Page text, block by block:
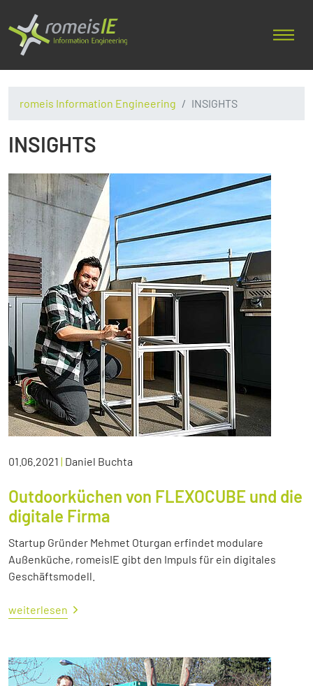
romeis Information Engineering INSIGHTS
INSIGHTS
01.06.2021 | Daniel Buchta
Outdoorküchen von FLEXOCUBE und die
digitale Firma
Startup Gründer Mehmet Oturgan erfindet modulare
Außenküche, romeisIE gibt den Impuls für ein digitales
Geschäftsmodell.
weiterlesen